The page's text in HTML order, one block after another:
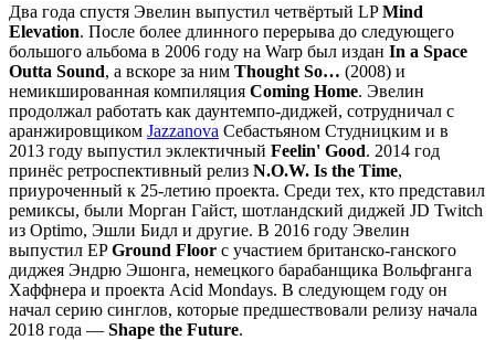
Два года спустя Эвелин выпустил четвёртый LPMind
Elevation. После более длинного перерыва до следующего
большого альбома в 2006 году на Warp был издан In a Space
Outta Sound, а вскоре за ним Thought So… (2008) и
немикшированная компиляция Coming Home. Эвелин
продолжал работать как даунтемпо-диджей, сотрудничал с
аранжировщиком Jazzanova Себастьяном Студницким и в
2013 году выпустил эклектичный Feelin' Good. 2014 год
принёс ретроспективный релиз N.O.W. Is the Time,
приуроченный к 25-летию проекта. Среди тех, кто представил
ремиксы, были Морган Гайст, шотландский диджей JD Twitch
из Optimo, Эшли Бидл и другие. В 2016 году Эвелин
выпустил EPGround Floor с участием британско-ганского
диджея Эндрю Эшонга, немецкого барабанщика Вольфганга
Хаффнера и проекта Acid Mondays. В следующем году он
начал серию синглов, которые предшествовали релизу начала
2018 года — Shape the Future.